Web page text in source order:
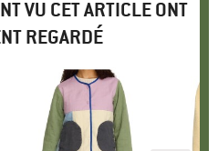
VU CET ARTICLE ONT
REGARDÉ